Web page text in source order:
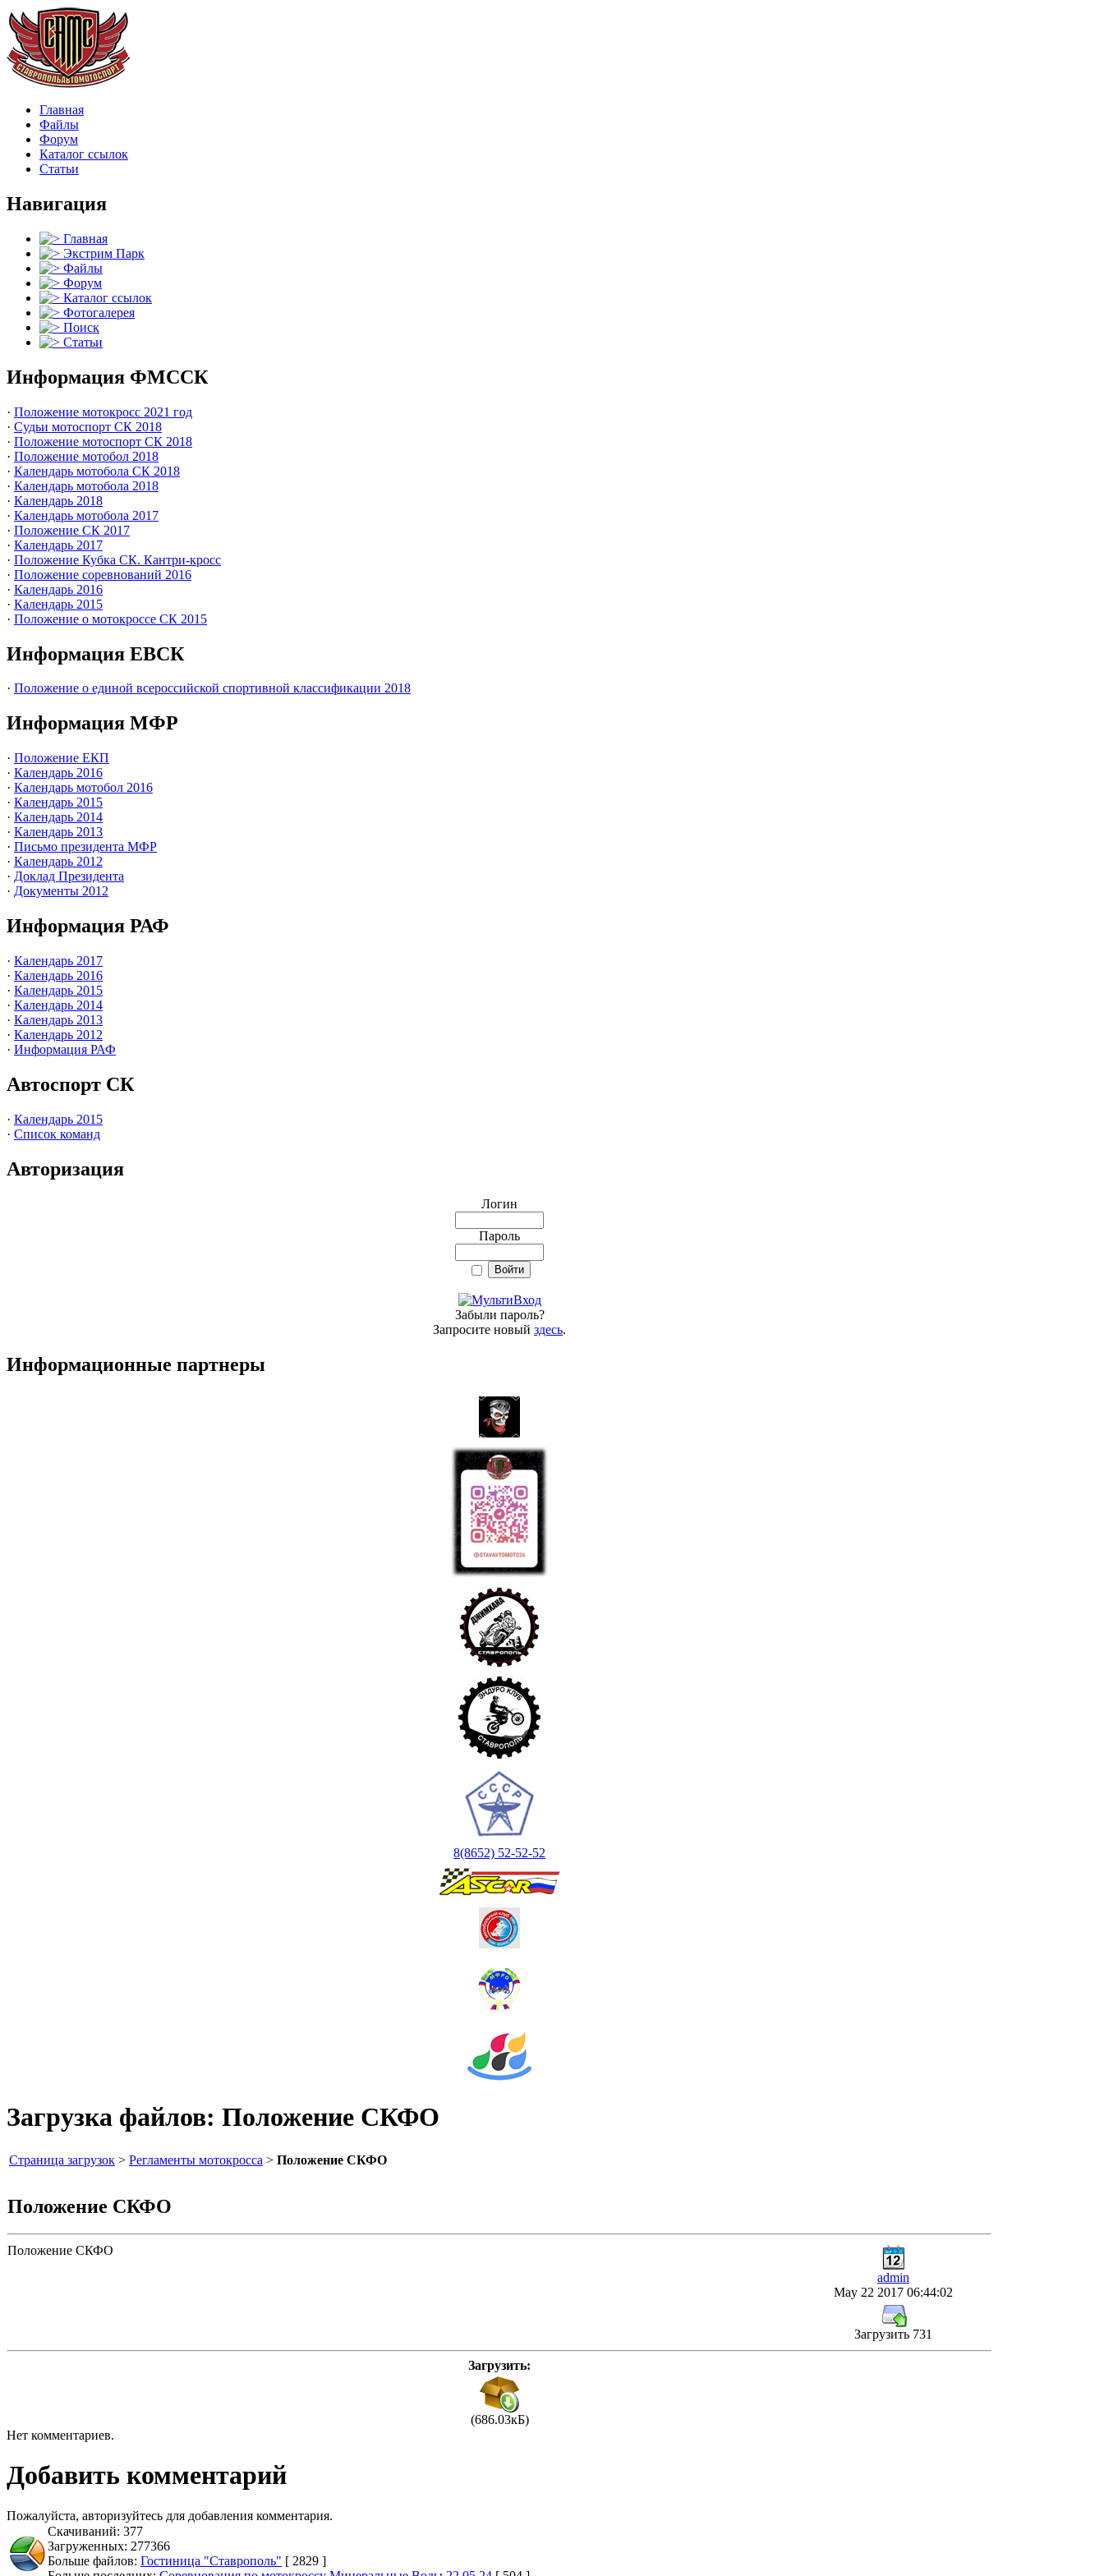
Главная
Файлы
Форум
Каталог ссылок
Статьи
Навигация
Главная
Экстрим Парк
Файлы
Форум
Каталог ссылок
Фотогалерея
Поиск
Статьи
Информация ФМССК
· Положение мотокросс 2021 год
· Судьи мотоспорт СК 2018
· Положение мотоспорт СК 2018
· Положение мотобол 2018
· Календарь мотобола СК 2018
· Календарь мотобола 2018
· Календарь 2018
· Календарь мотобола 2017
· Положение СК 2017
· Календарь 2017
· Положение Кубка СК. Кантри-кросс
· Положение соревнований 2016
· Календарь 2016
· Календарь 2015
· Положение о мотокроссе СК 2015
Информация ЕВСК
· Положение о единой всероссийской спортивной классификации 2018
Информация МФР
· Положение ЕКП
· Календарь 2016
· Календарь мотобол 2016
· Календарь 2015
· Календарь 2014
· Календарь 2013
· Письмо президента МФР
· Календарь 2012
· Доклад Президента
· Документы 2012
Информация РАФ
· Календарь 2017
· Календарь 2016
· Календарь 2015
· Календарь 2014
· Календарь 2013
· Календарь 2012
· Информация РАФ
Автоспорт СК
· Календарь 2015
· Список команд
Авторизация
Логин
Пароль
Забыли пароль?
Запросите новый здесь.
Информационные партнеры
8(8652) 52-52-52
Загрузка файлов: Положение СКФО
Страница загрузок > Регламенты мотокросса > Положение СКФО
Положение СКФО
Положение СКФО
admin
May 22 2017 06:44:02
Загрузить 731
Загрузить:
(686.03кБ)
Нет комментариев.
Добавить комментарий
Пожалуйста, авторизуйтесь для добавления комментария.
Скачиваний: 377
Загруженных: 277366
Больше файлов: Гостиница "Ставрополь" [ 2829 ]